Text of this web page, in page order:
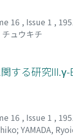
16 , Issue 1 ,
ュウキチ
する研究
16 , Issue 1 ,
; YAMADA,